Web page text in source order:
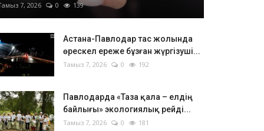
7, 2026 0 139
Астана-Павлодар тас жолында
өрескел ереже бұзған жүргізуші...
Тамыз 7, 2026 0 192
Павлодарда «Таза қала – елдің
байлығы» экологиялық рейді...
Тамыз 7, 2026 0 181